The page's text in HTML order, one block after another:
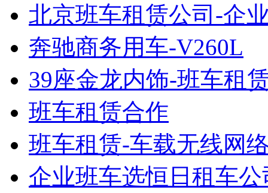
北京班车租赁公司-企
奔驰商务用车-V260L
39座金龙内饰-班车租
班车租赁合作
班车租赁-车载无线网
企业班车选恒日租车公